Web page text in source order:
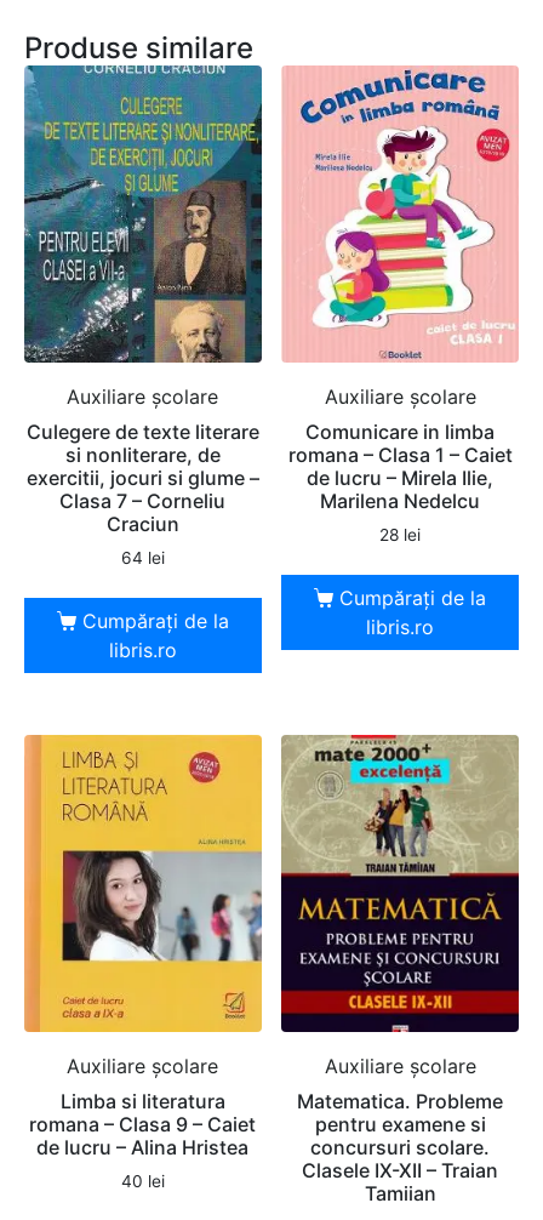
Produse similare
Auxiliare şcolare
Culegere de texte literare
si nonliterare, de
exercitii, jocuri si glume –
Clasa 7 – Corneliu
Craciun
64 lei
Cumpărați de la
libris.ro
Auxiliare şcolare
Comunicare in limba
romana – Clasa 1 – Caiet
de lucru – Mirela Ilie,
Marilena Nedelcu
28 lei
Cumpărați de la
libris.ro
Auxiliare şcolare
Limba si literatura
romana – Clasa 9 – Caiet
de lucru – Alina Hristea
40 lei
Auxiliare şcolare
Matematica. Probleme
pentru examene si
concursuri scolare.
Clasele IX-XII – Traian
Tamiian